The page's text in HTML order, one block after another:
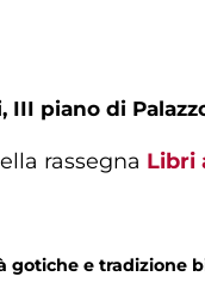
III piano di
rassegna Libri
gotiche e